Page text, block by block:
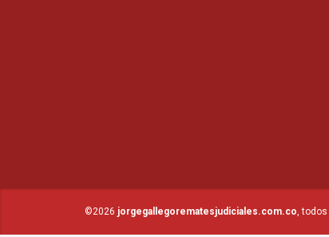
©2026 jorgegallegorematesjudiciales.com.co,